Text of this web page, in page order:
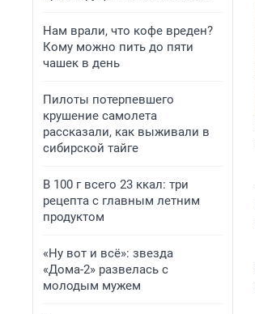
Нам врали, что кофе вреден?
Кому можно пить до пяти
чашек в день
Пилоты потерпевшего
крушение самолета
рассказали, как выживали в
сибирской тайге
В 100 г всего 23 ккал: три
рецепта с главным летним
продуктом
«Ну вот и всё»: звезда
«Дома-2» развелась с
молодым мужем